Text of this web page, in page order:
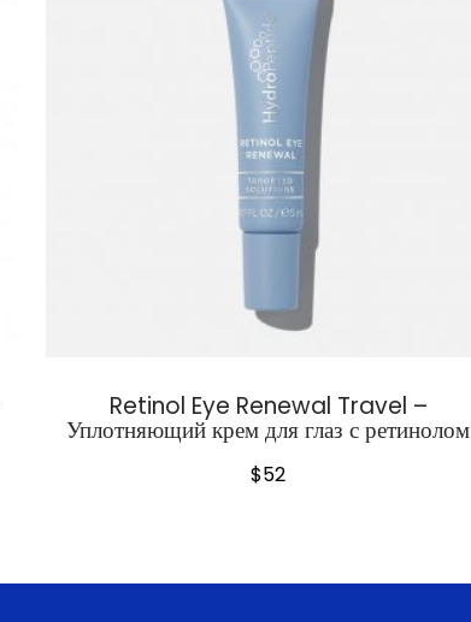
Retinol Eye Renewal Travel –
Уплотняющий крем для глаз с ретинолом
$52